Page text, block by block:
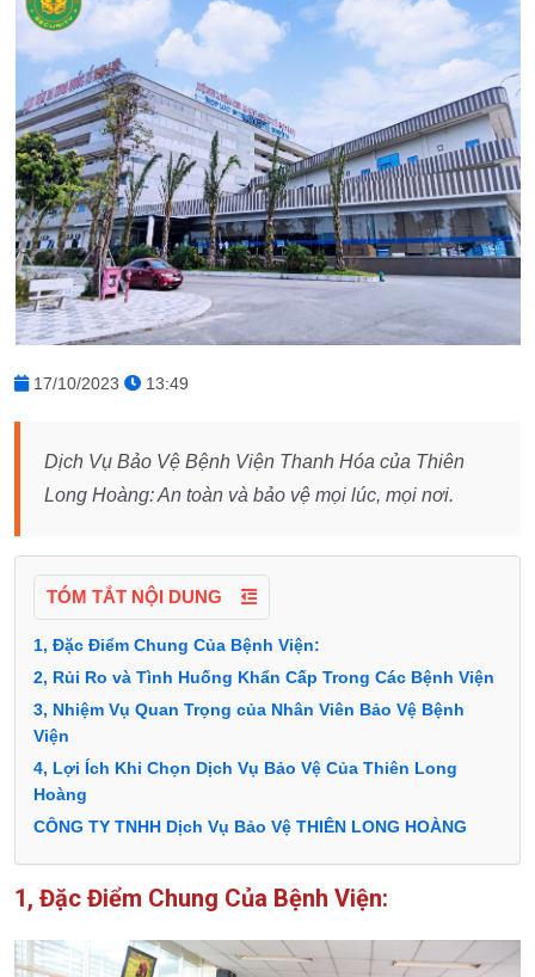
17/10/2023 13:49
Dịch Vụ Bảo Vệ Bệnh Viện Thanh Hóa của Thiên
Long Hoàng: An toàn và bảo vệ mọi lúc, mọi nơi.
TÓM TẮT NỘI DUNG
1, Đặc Điểm Chung Của Bệnh Viện:
2, Rủi Ro và Tình Huống Khẩn Cấp Trong Các Bệnh Viện
3, Nhiệm Vụ Quan Trọng của Nhân Viên Bảo Vệ Bệnh
Viện
4, Lợi Ích Khi Chọn Dịch Vụ Bảo Vệ Của Thiên Long
Hoàng
CÔNG TY TNHH Dịch Vụ Bảo Vệ THIÊN LONG HOÀNG
1, Đặc Điểm Chung Của Bệnh Viện: